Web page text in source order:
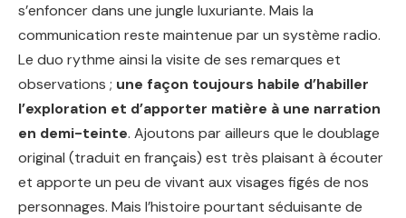
s’enfoncer dans une jungle luxuriante. Mais la
communication reste maintenue par un système radio.
Le duo rythme ainsi la visite de ses remarques et
observations ; une façon toujours habile d’habiller
l’exploration et d’apporter matière à une narration
en demi-teinte. Ajoutons par ailleurs que le doublage
original (traduit en français) est très plaisant à écouter
et apporte un peu de vivant aux visages figés de nos
personnages. Mais l’histoire pourtant séduisante de